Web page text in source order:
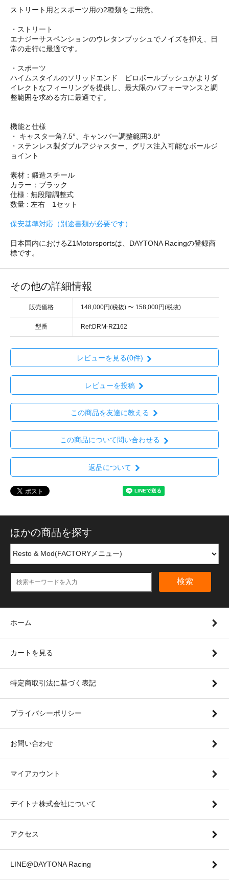
ストリート用とスポーツ用の2種類をご用意。
・ストリート
エナジーサスペンションのウレタンブッシュでノイズを抑え、日
常の走行に最適です。
・スポーツ
ハイムスタイルのソリッドエンド ピロボールブッシュがよりダ
イレクトなフィーリングを提供し、最大限のパフォーマンスと調
整範囲を求める方に最適です。
機能と仕様
・ キャスター角7.5°、キャンバー調整範囲3.8°
・ステンレス製ダブルアジャスター、グリス注入可能なボールジ
ョイント
素材：鍛造スチール
カラー：ブラック
仕様 : 無段階調整式
数量 : 左右 1セット
保安基準対応（別途書類が必要です）
日本国内におけるZ1Motorsportsは、DAYTONA Racingの登録商
標です。
その他の詳細情報
販売価格 148,000円(税抜) 〜 158,000円(税抜)
型番 Ref:DRM-RZ162
レビューを見る(0件)
レビューを投稿
この商品を友達に教える
この商品について問い合わせる
返品について
ほかの商品を探す
検索
ホーム
カートを見る
特定商取引法に基づく表記
プライバシーポリシー
お問い合わせ
マイアカウント
デイトナ株式会社について
アクセス
LINE@DAYTONA Racing